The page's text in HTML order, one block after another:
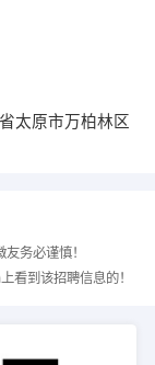
太原市万柏林区
务必谨慎！
看到该招聘信息的！